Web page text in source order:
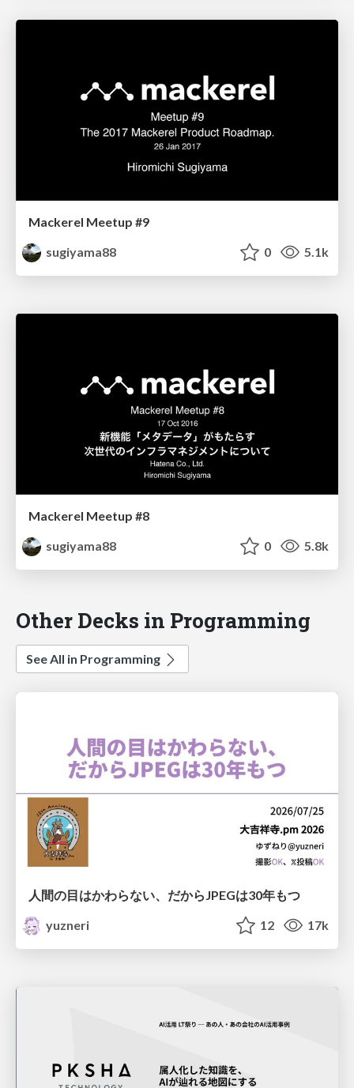
Mackerel Meetup #9
sugiyama88
0 5.1k
Mackerel Meetup #8
sugiyama88
0 5.8k
Other Decks in Programming
See All in Programming
人間の目はかわらない、だからJPEGは30年もつ
yuzneri
12 17k